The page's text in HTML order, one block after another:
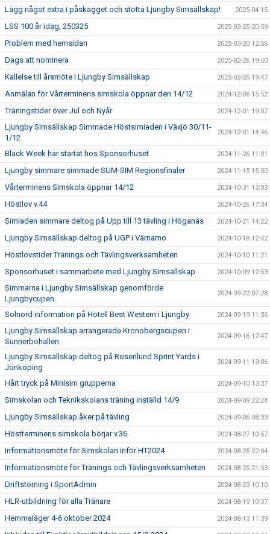
Lägg något extra i påskägget och stötta Ljungby Simsällskap! 2025-04-15
LSS 100 år idag, 250325 2025-03-25 20:59
Problem med hemsidan 2025-03-20 12:56
Dags att nominera 2025-02-26 19:50
Kallelse till årsmöte i Ljungby Simsällskap 2025-02-26 19:47
Anmälan för Vårterminens simskola öppnar den 14/12 2024-12-06 15:52
Träningstider över Jul och Nyår 2024-12-01 19:07
Ljungby Simsällskap Simmade Höstsimiaden i Växjö 30/11-
1/12
2024-12-01 14:46
Black Week har startat hos Sponsorhuset 2024-11-26 11:01
Ljungby simmare simmade SUM-SIM Regionsfinaler 2024-11-15 15:00
Vårterminens Simskola öppnar 14/12 2024-10-31 13:03
Höstlov v.44 2024-10-26 17:34
Simiaden simmare deltog på Upp till 13 tävling i Höganäs 2024-10-21 14:22
Ljungby Simsällskap deltog på UGP i Värnamo 2024-10-18 12:42
Höstlovstider Tränings och Tävlingsverksamheten 2024-10-10 11:21
Sponsorhuset i sammarbete med Ljungby Simsällskap 2024-10-09 12:53
Simmarna i Ljungby Simsällskap genomförde
Ljungbycupen
2024-09-22 07:28
Solnord information på Hotell Best Western i Ljungby 2024-09-19 11:36
Ljungby Simsällskap arrangerade Kronobergscupen i
Sunnerbohallen
2024-09-16 12:47
Ljungby Simsällskap deltog på Rosenlund Sprint Yards i
Jönköping
2024-09-11 13:06
Hårt tryck på Minisim grupperna 2024-09-10 13:37
Simskolan och Teknikskolans träning inställd 14/9 2024-09-09 22:24
Ljungby Simsällskap åker på tävling 2024-09-06 08:33
Höstterminens simskola börjar v.36 2024-08-27 10:57
Informationsmöte för Simskolan inför HT2024 2024-08-25 22:04
Informationsmöte för Tränings och Tävlingsverksamheten 2024-08-25 21:53
Driftstörning i SportAdmin 2024-08-23 10:10
HLR-utbildning för alla Tränare 2024-08-19 10:37
Hemmaläger 4-6 oktober 2024 2024-08-13 11:39